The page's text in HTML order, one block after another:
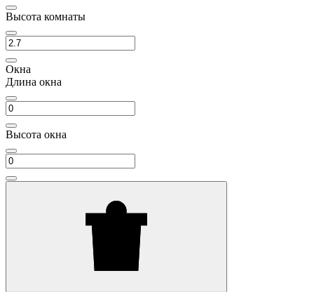
Высота комнаты
Окна
Длина окна
Высота окна